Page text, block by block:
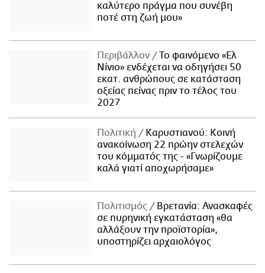
καλύτερο πράγμα που συνέβη
ποτέ στη ζωή μου»
Περιβάλλον
Το φαινόμενο «Ελ
Νίνιο» ενδέχεται να οδηγήσει 50
εκατ. ανθρώπους σε κατάσταση
οξείας πείνας πριν το τέλος του
2027
Πολιτική
Καρυστιανού: Κοινή
ανακοίνωση 22 πρώην στελεχών
του κόμματός της - «Γνωρίζουμε
καλά γιατί αποχωρήσαμε»
Πολιτισμός
Βρετανία: Ανασκαφές
σε πυρηνική εγκατάσταση «θα
αλλάξουν την προϊστορία»,
υποστηρίζει αρχαιολόγος